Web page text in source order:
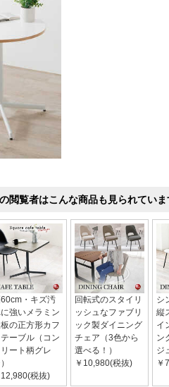
閲覧者はこんな商品も見られていま
・キズ汚
強いメラミン
の正方形カフ
テーブル（コン
ート柄グレ
12,980(税抜)
回転式のスタイリ
ッシュなファブリ
ック製ダイニング
チェア（3色から
選べる！）
￥10,980(税抜)
シ
縦
イ
ン
ジ
￥